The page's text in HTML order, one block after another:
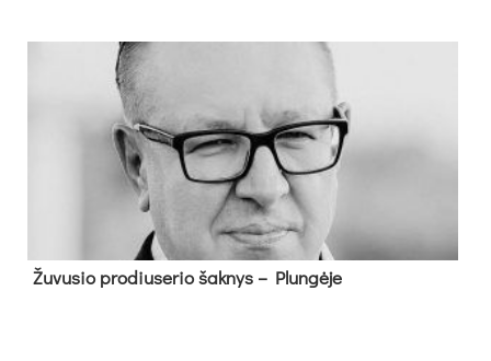
Žu­vu­sio pro­diu­se­rio šak­nys – Plun­gė­je